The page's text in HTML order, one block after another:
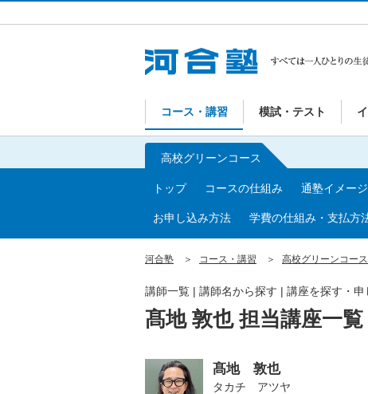
コース・講習 模試・テスト
高校グリーンコース
トップ コースの仕組み 通塾イメージ
お申し込み方法 学費の仕組み・支払方
河合塾 コース・講習 高校グリーンコース
髙地 敦也 担当講座一
講師一覧 | 講師名から探す | 講座を探す・
髙地 敦也
タカチ アツヤ